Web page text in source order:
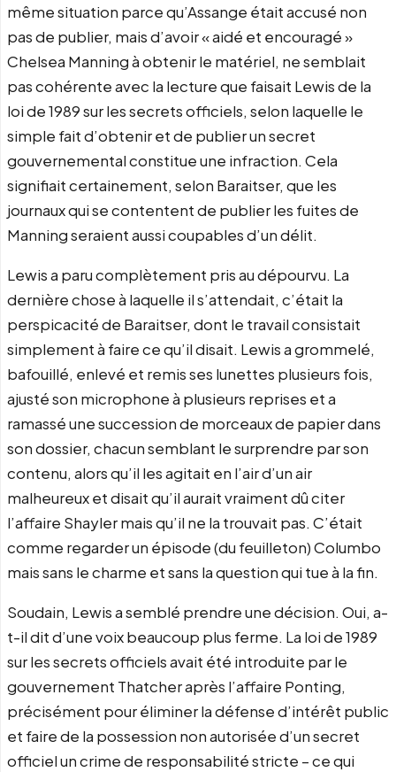
même situation parce qu’Assange était accusé non
pas de publier, mais d’avoir « aidé et encouragé »
Chelsea Manning à obtenir le matériel, ne semblait
pas cohérente avec la lecture que faisait Lewis de la
loi de 1989 sur les secrets officiels, selon laquelle le
simple fait d’obtenir et de publier un secret
gouvernemental constitue une infraction. Cela
signifiait certainement, selon Baraitser, que les
journaux qui se contentent de publier les fuites de
Manning seraient aussi coupables d’un délit.
Lewis a paru complètement pris au dépourvu. La
dernière chose à laquelle il s’attendait, c’était la
perspicacité de Baraitser, dont le travail consistait
simplement à faire ce qu’il disait. Lewis a grommelé,
bafouillé, enlevé et remis ses lunettes plusieurs fois,
ajusté son microphone à plusieurs reprises et a
ramassé une succession de morceaux de papier dans
son dossier, chacun semblant le surprendre par son
contenu, alors qu’il les agitait en l’air d’un air
malheureux et disait qu’il aurait vraiment dû citer
l’affaire Shayler mais qu’il ne la trouvait pas. C’était
comme regarder un épisode (du feuilleton) Columbo
mais sans le charme et sans la question qui tue à la fin.
Soudain, Lewis a semblé prendre une décision. Oui, a-
t-il dit d’une voix beaucoup plus ferme. La loi de 1989
sur les secrets officiels avait été introduite par le
gouvernement Thatcher après l’affaire Ponting,
précisément pour éliminer la défense d’intérêt public
et faire de la possession non autorisée d’un secret
officiel un crime de responsabilité stricte – ce qui